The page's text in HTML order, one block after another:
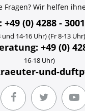
Fragen? Wir helfen
(0) 4288 -
und 14-16 Uhr) (Fr 8-13 Uhr)
+49 (0)
16-18 Uhr)
und-